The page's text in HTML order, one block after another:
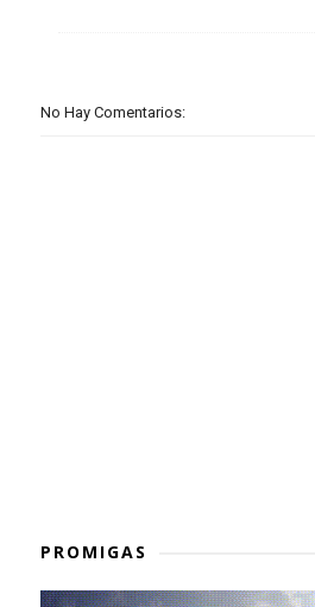
No Hay Comentarios:
PROMIGAS